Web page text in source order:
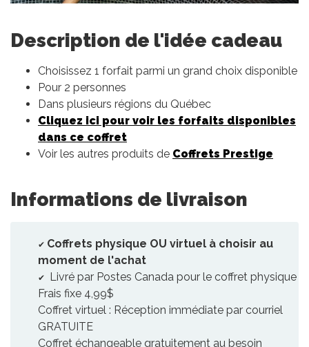
Description de l'idée cadeau
Choisissez 1 forfait parmi un grand choix disponible
Pour 2 personnes
Dans plusieurs régions du Québec
Cliquez ici pour voir les forfaits disponibles
dans ce coffret
Voir les autres produits de Coffrets Prestige
Informations de livraison
Coffrets physique OU virtuel à choisir au
moment de l'achat
Livré par Postes Canada pour le coffret physique
Frais fixe 4,99$
Coffret virtuel : Réception immédiate par courriel
GRATUITE
Coffret échangeable gratuitement au besoin